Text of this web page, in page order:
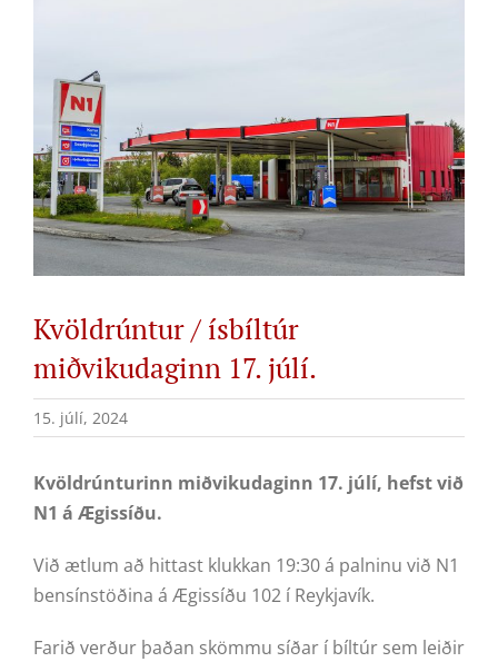
Kvöldrúntur / ísbíltúr
miðvikudaginn 17. júlí.
15. júlí, 2024
Kvöldrúnturinn miðvikudaginn 17. júlí, hefst við
N1 á Ægissíðu.
Við ætlum að hittast klukkan 19:30 á palninu við N1
bensínstöðina á Ægissíðu 102 í Reykjavík.
Farið verður þaðan skömmu síðar í bíltúr sem leiðir